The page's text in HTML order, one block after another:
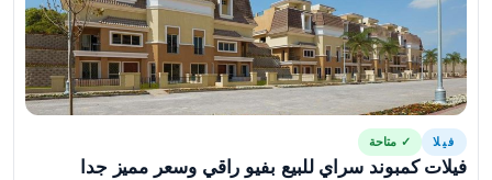
فيلا ✓ متاحة
فيلات كمبوند سراي للبيع بفيو راقي وسعر مميز جدا